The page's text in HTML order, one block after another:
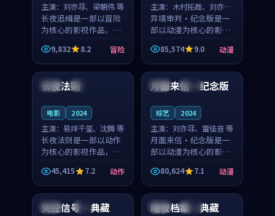
主演： 刘亦菲、梁朝伟 等
长夜追缉是一部以冒险
为核心的影视作品，围
绕危机、反转与人物成
长展开，整体节奏紧
凑，值得推荐观看。
9,832 8.2 冒险
主演： 木村拓哉、刘亦菲
等
异境审判·纪念版是一
部以动漫为核心的影视
作品，围绕危机、反转
与人物成长展开，整体
节奏紧凑，值得推荐观
看。
85,574 9.0 动漫
中国 完结
长夜法则
电影 2024
主演： 易烊千玺、沈腾 等
长夜法则是一部以动作
为核心的影视作品，围
绕危机、反转与人物成
长展开，整体节奏紧
凑，值得推荐观看。
45,415 7.2 动作
英国 完结
月面来信·纪念版
综艺 2024
主演： 刘亦菲、雷佳音 等
月面来信·纪念版是一
部以动漫为核心的影视
作品，围绕危机、反转
与人物成长展开，整体
节奏紧凑，值得推荐观
看。
80,624 7.1 动漫
英国 4K
失控信号·典藏 日本 院线
暗夜档案·典藏